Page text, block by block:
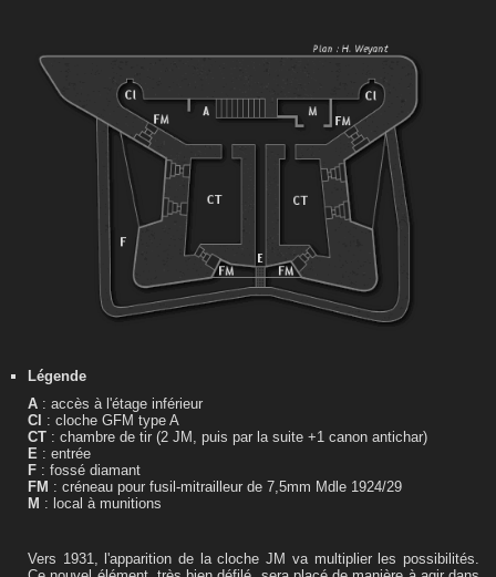
Légende
A : accès à l'étage inférieur
Cl : cloche GFM type A
CT : chambre de tir (2 JM, puis par la suite +1 canon antichar)
E : entrée
F : fossé diamant
FM : créneau pour fusil-mitrailleur de 7,5mm Mdle 1924/29
M : local à munitions
Vers 1931, l'apparition de la cloche JM va multiplier les possibilités.